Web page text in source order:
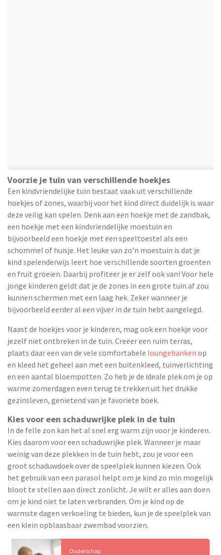
Voorzie je tuin van verschillende hoekjes
Een kindvriendelijke tuin bestaat vaak uit verschillende
hoekjes of zones, waarbij voor het kind direct duidelijk is waar
deze veilig kan spelen. Denk aan een hoekje met de zandbak,
een hoekje met een kindvriendelijke moestuin en
bijvoorbeeld een hoekje met een speeltoestel als een
schommel of huisje. Het leuke van zo’n moestuin is dat je
kind spelenderwijs leert hoe verschillende soorten groenten
en fruit groeien. Daarbij profiteer je er zelf ook van! Voor hele
jonge kinderen geldt dat je de zones in een grote tuin af zou
kunnen schermen met een laag hek. Zeker wanneer je
bijvoorbeeld eerder al een vijver in de tuin hebt aangelegd.
Naast de hoekjes voor je kinderen, mag ook een hoekje voor
jezelf niet ontbreken in de tuin. Creëer een ruim terras,
plaats daar een van de vele comfortabele loungebanken op
en kleed het geheel aan met een buitenkleed, tuinverlichting
en een aantal bloempotten. Zo heb je de ideale plek om je op
warme zomerdagen even terug te trekken uit het drukke
gezinsleven, genietend van je favoriete boek.
Kies voor een schaduwrijke plek in de tuin
In de felle zon kan het al snel erg warm zijn voor je kinderen.
Kies daarom voor een schaduwrijke plek. Wanneer je maar
weinig van deze plekken in de tuin hebt, zou je voor een
groot schaduwdoek over de speelplek kunnen kiezen. Ook
het gebruik van een parasol helpt om je kind zo min mogelijk
bloot te stellen aan direct zonlicht. Je wilt er alles aan doen
om je kind niet te laten verbranden. Om je kind op de
warmste dagen verkoeling te bieden, kun je de speelplek van
een klein opblaasbaar zwembad voorzien.
Ouderschap